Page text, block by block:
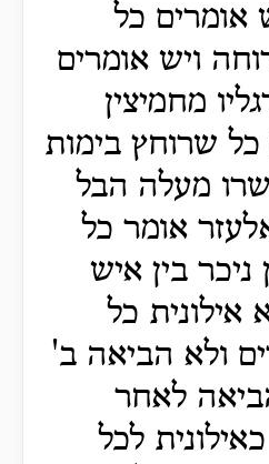
אומרים כל
ויש אומרים
מחמיצין
שרוחץ בימות
מעלה הבל
אומר כל
ניכר בין איש
אילונית כל
ולא הביאה ב'
לאחר
לכל